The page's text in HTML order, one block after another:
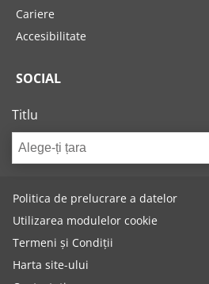
Cariere
Accesibilitate
SOCIAL
Titlu
Alege-ți țara
Politica de prelucrare a datelor
Utilizarea modulelor cookie
Termeni și Condiții
Harta site-ului